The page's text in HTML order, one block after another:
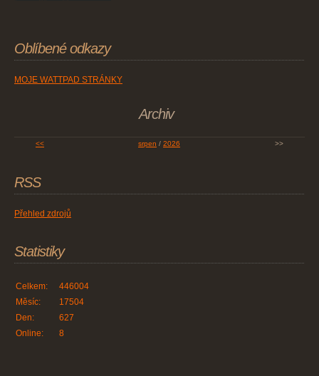
Oblíbené odkazy
MOJE WATTPAD STRÁNKY
Archiv
<< srpen / 2026 >>
RSS
Přehled zdrojů
Statistiky
Online: 8
Celkem:
446004
Měsíc:
17504
Den:
627